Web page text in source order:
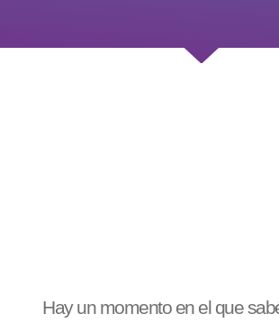
Hay un momento en el que